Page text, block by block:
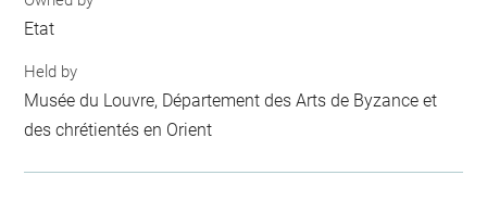
Etat
Held by
Musée du Louvre, Département des Arts de Byzance et
des chrétientés en Orient